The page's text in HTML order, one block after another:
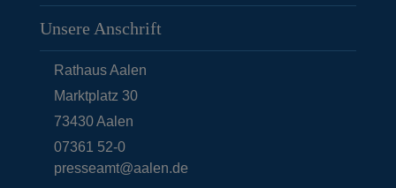
Unsere Anschrift
Rathaus Aalen
Marktplatz 30
73430Aalen
07361 52-0
presseamt@aalen.de